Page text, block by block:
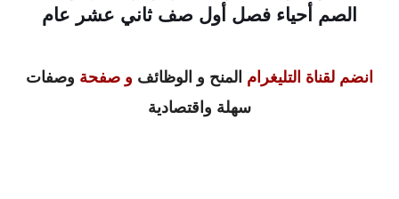
الصم أحياء فصل أول صف ثاني عشر عام
انضم لقناة التليغرام المنح و الوظائف و صفحة وصفات
سهلة واقتصادية